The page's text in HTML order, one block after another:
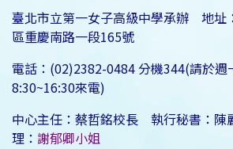
臺北市立第一女子高級中學承辦 地址
區重慶南路一段165號
電話：(02)2382-0484 分機344(請於週
8:30~16:30來電)
中心主任：蔡哲銘校長 執行秘書：
理： 謝郁卿小姐